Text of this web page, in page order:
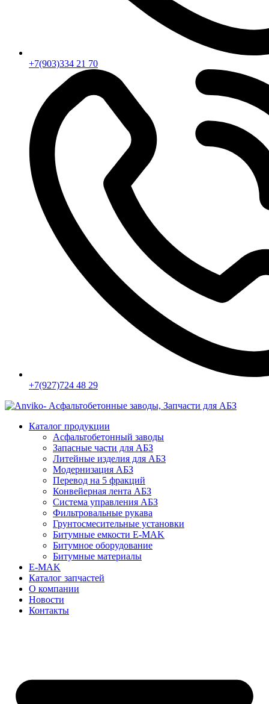
+7(903)334 21 70
+7(927)724 48 29
Каталог продукции
Асфальтобетонный заводы
Запасные части для АБЗ
Литейные изделия для АБЗ
Модернизация АБЗ
Перевод на 5 фракций
Конвейерная лента АБЗ
Система управления АБЗ
Фильтровальные рукава
Грунтосмесительные установки
Битумные емкости E-MAK
Битумное оборудование
Битумные материалы
E-MAK
Каталог запчастей
О компании
Новости
Контакты